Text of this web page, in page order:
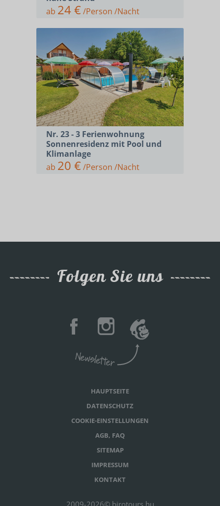
ab 24 €/Person /Nacht
Nr. 23 - 3 Ferienwohnung
Sonnenresidenz mit Pool und
Klimanlage
ab 20 €/Person /Nacht
Folgen Sie uns
2009-2026© birotours.hu
HAUPTSEITE
DATENSCHUTZ
COOKIE-EINSTELLUNGEN
AGB, FAQ
SITEMAP
IMPRESSUM
KONTAKT